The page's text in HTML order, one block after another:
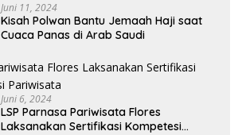
Juni 11, 2024
Kisah Polwan Bantu Jemaah Haji saat
Cuaca Panas di Arab Saudi
Juni 6, 2024
LSP Parnasa Pariwisata Flores
Laksanakan Sertifikasi Kompetesi